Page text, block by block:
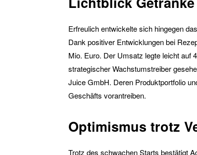
Erfreulich entwickelte sich hingegen
Dank positiver Entwicklungen bei
Mio. Euro. Der Umsatz legte leicht auf
strategischer Wachstumstreiber
Juice GmbH. Deren Produktportfolio
Geschäfts vorantreiben.
Optimismus trotz
Trotz des schwachen Starts bestätigt